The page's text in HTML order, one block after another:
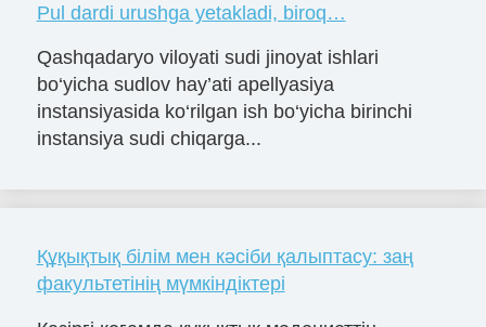
Pul dardi urushga yetakladi, biroq…
Qashqadaryo viloyati sudi jinoyat ishlari
bo‘yicha sudlov hay’ati apellyasiya
instansiyasida ko‘rilgan ish bo‘yicha birinchi
instansiya sudi chiqarga...
Құқықтық білім мен кәсіби қалыптасу: заң
факультетінің мүмкіндіктері